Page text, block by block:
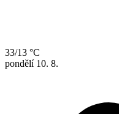
33/13 °C
pondělí 10. 8.